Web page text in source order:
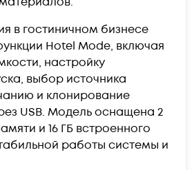
в гостиничном бизнесе
Hotel Mode, включая
настройку
выбор источника
и клонирование
USB. Модель оснащена 2
и 16 ГБ встроенного
работы системы и